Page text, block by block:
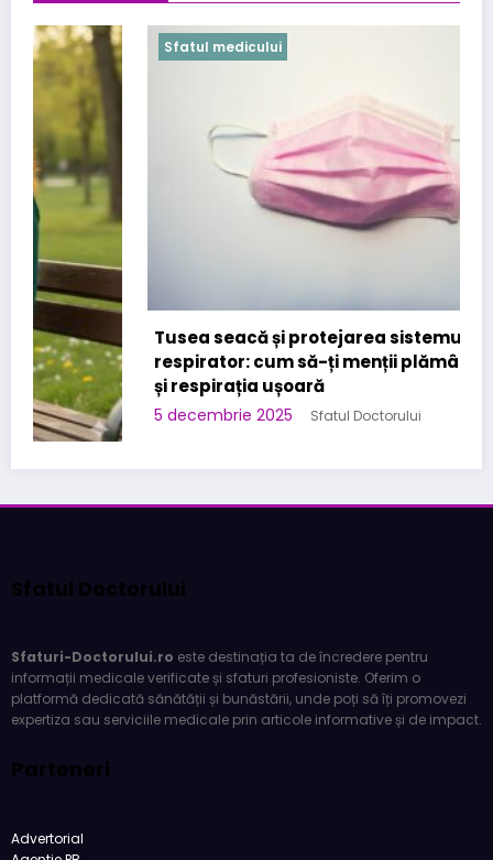
Sfatul medicului
Tusea seacă și protejarea sistemului
respirator: cum să-ți menții plămânii sănătoși
și respirația ușoară
5 decembrie 2025 Sfatul Doctorului
Sfatul Doctorului
Sfaturi-Doctorului.ro este destinația ta de încredere pentru
informații medicale verificate și sfaturi profesioniste. Oferim o
platformă dedicată sănătății și bunăstării, unde poți să îți promovezi
expertiza sau serviciile medicale prin articole informative și de impact.
Parteneri
Advertorial